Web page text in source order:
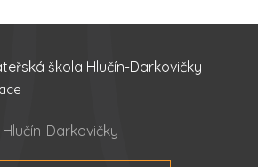
škola Hlučín-Darkovičky
Darkovičky